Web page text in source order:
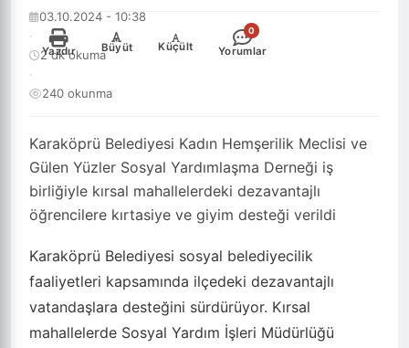
Karaköprü Belediyesi Kadın Hemşerilik Meclisi ve
Gülen Yüzler Sosyal Yardımlaşma Derneği iş
birliğiyle kırsal mahallelerdeki dezavantajlı
öğrencilere kırtasiye ve giyim desteği verildi
03.10.2024 - 10:38
·
2 dk okuma
·
240 okunma
Yazdır
+
Büyüt
-
Küçült
0
Yorumlar
Karaköprü Belediyesi sosyal belediyecilik
faaliyetleri kapsamında ilçedeki dezavantajlı
vatandaşlara desteğini sürdürüyor. Kırsal
mahallelerde Sosyal Yardım İşleri Müdürlüğü